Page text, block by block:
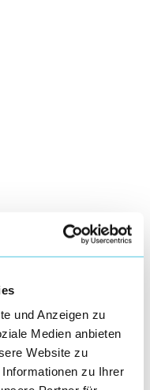
und Anzeigen zu
Medien anbieten
Website zu
zu Ihrer